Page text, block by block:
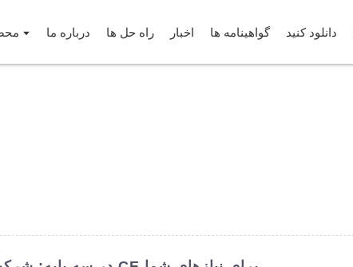
درباره ما راه حل ها اخبار گواهینامه ها دانلود کنید